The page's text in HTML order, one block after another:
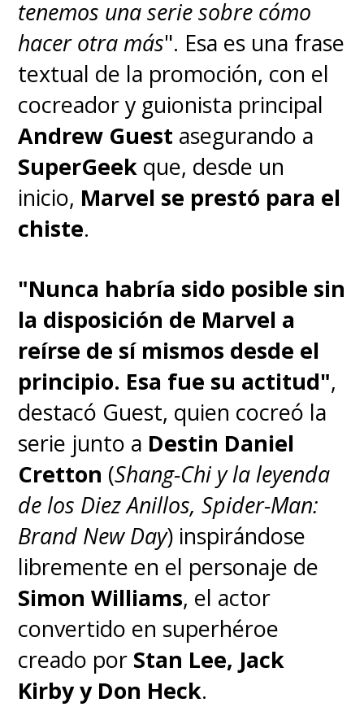
favor del formato físico, algo
por lo que siempre hemos
abogado en este medio. Nada
borrará las películas y series que
tengamos en nuestra biblioteca,
a la cual podremos acceder en
cualquier momento sin pagar
ningún monto mensual.
tenemos una serie sobre cómo
hacer otra más". Esa es una frase
textual de la promoción, con el
cocreador y guionista principal
Andrew Guest asegurando a
SuperGeek que, desde un
inicio, Marvel se prestó para el
chiste.
"Nunca habría sido posible sin
la disposición de Marvel a
reírse de sí mismos desde el
principio. Esa fue su actitud",
destacó Guest, quien cocreó la
serie junto a Destin Daniel
Cretton (Shang-Chi y la leyenda
de los Diez Anillos, Spider-Man:
Brand New Day) inspirándose
libremente en el personaje de
Simon Williams, el actor
convertido en superhéroe
creado por Stan Lee, Jack
Kirby y Don Heck.